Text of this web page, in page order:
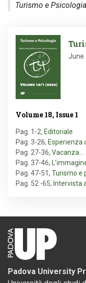
Turismo e Psicologia
Image
June
Volume 18, Issue 1
Pag. 1-2, Editoriale
Pag. 3-26, Esperienza
Pag. 27-36, Vacanza…
Pag. 37-46,
Pag. 47-51, Turismo e
Pag. 52 -65, Intervista
Padova University